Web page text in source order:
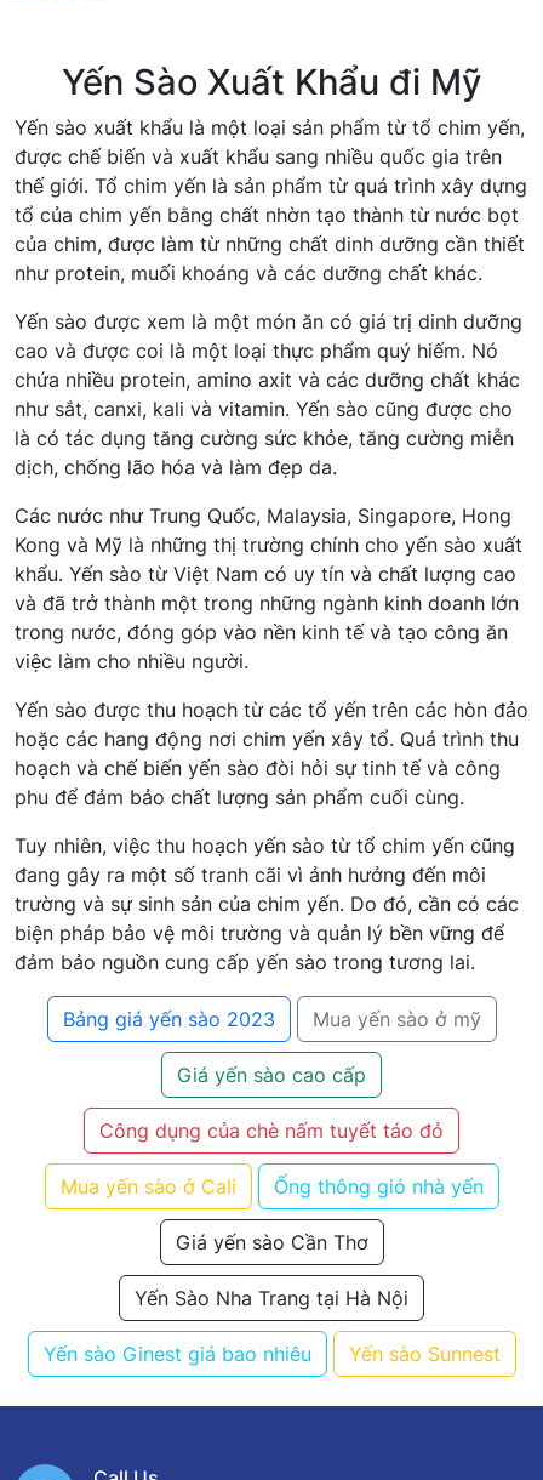
Yến Sào Xuất Khẩu đi Mỹ
Yến sào xuất khẩu là một loại sản phẩm từ tổ chim yến,
được chế biến và xuất khẩu sang nhiều quốc gia trên
thế giới. Tổ chim yến là sản phẩm từ quá trình xây dựng
tổ của chim yến bằng chất nhờn tạo thành từ nước bọt
của chim, được làm từ những chất dinh dưỡng cần thiết
như protein, muối khoáng và các dưỡng chất khác.
Yến sào được xem là một món ăn có giá trị dinh dưỡng
cao và được coi là một loại thực phẩm quý hiếm. Nó
chứa nhiều protein, amino axit và các dưỡng chất khác
như sắt, canxi, kali và vitamin. Yến sào cũng được cho
là có tác dụng tăng cường sức khỏe, tăng cường miễn
dịch, chống lão hóa và làm đẹp da.
Các nước như Trung Quốc, Malaysia, Singapore, Hong
Kong và Mỹ là những thị trường chính cho yến sào xuất
khẩu. Yến sào từ Việt Nam có uy tín và chất lượng cao
và đã trở thành một trong những ngành kinh doanh lớn
trong nước, đóng góp vào nền kinh tế và tạo công ăn
việc làm cho nhiều người.
Yến sào được thu hoạch từ các tổ yến trên các hòn đảo
hoặc các hang động nơi chim yến xây tổ. Quá trình thu
hoạch và chế biến yến sào đòi hỏi sự tinh tế và công
phu để đảm bảo chất lượng sản phẩm cuối cùng.
Tuy nhiên, việc thu hoạch yến sào từ tổ chim yến cũng
đang gây ra một số tranh cãi vì ảnh hưởng đến môi
trường và sự sinh sản của chim yến. Do đó, cần có các
biện pháp bảo vệ môi trường và quản lý bền vững để
đảm bảo nguồn cung cấp yến sào trong tương lai.
Bảng giá yến sào 2023 Mua yến sào ở mỹ
Giá yến sào cao cấp
Công dụng của chè nấm tuyết táo đỏ
Mua yến sào ở Cali Ống thông gió nhà yến
Giá yến sào Cần Thơ
Yến Sào Nha Trang tại Hà Nội
Yến sào Ginest giá bao nhiêu Yến sào Sunnest